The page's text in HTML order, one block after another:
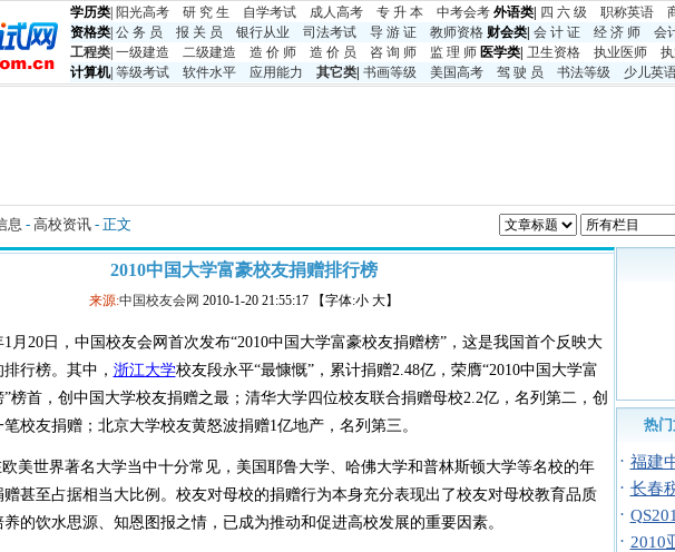
学历类 阳光高考 研 究 生 自学考试 成人高考 专 升 本 中考会考 外语类| 四 六 级 职称英语
资格类 公 务 员 报 关 员 银行从业 司法考试 导 游 证 教师资格 财会类| 会 计 证 经 济 师 会
工程类 一级建造 二级建造 造 价 师 造 价 员 咨 询 师 监 理 师 医学类| 卫生资格 执业医师
计算机| 等级考试 软件水平 应用能力 其它类 书画等级 美国高考 驾 驶 员 书法等级 少儿英
息 - 高校资讯 - 正文
2010中国大学富豪校友捐赠排行榜
来源:中国校友会网 2010-1-20 21:55:17 【字体:小 大】
1月20日，中国校友会网首次发布“2010中国大学富豪校友捐赠榜”，这是我国首个反映大
行榜。其中， 浙江大学校友段永平“最慷慨”，累计捐赠2.48亿，荣膺“2010中国大学富
榜首，创中国大学校友捐赠之最；清华大学四位校友联合捐赠母校2.2亿，名列第二，创
校友捐赠；北京大学校友黄怒波捐赠1亿地产，名列第三。
世界著名大学当中十分常见，美国耶鲁大学、哈佛大学和普林斯顿大学等名校的年
甚至占据相当大比例。校友对母校的捐赠行为本身充分表现出了校友对母校教育品质
的饮水思源、知恩图报之情，已成为推动和促进高校发展的重要因素。
热
· 福建
· 长春
·
· 2010